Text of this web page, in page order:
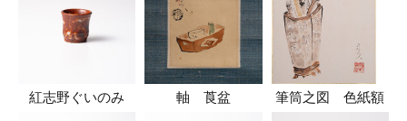
紅志野ぐいのみ 軸 莨盆 筆筒之図 色紙額